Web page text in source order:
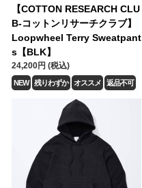
【COTTON RESEARCH CLU
B-コットンリサーチクラブ】
Loopwheel Terry Sweatpant
s【BLK】
24,200円 (税込)
NEW 残りわずか オススメ 返品不可